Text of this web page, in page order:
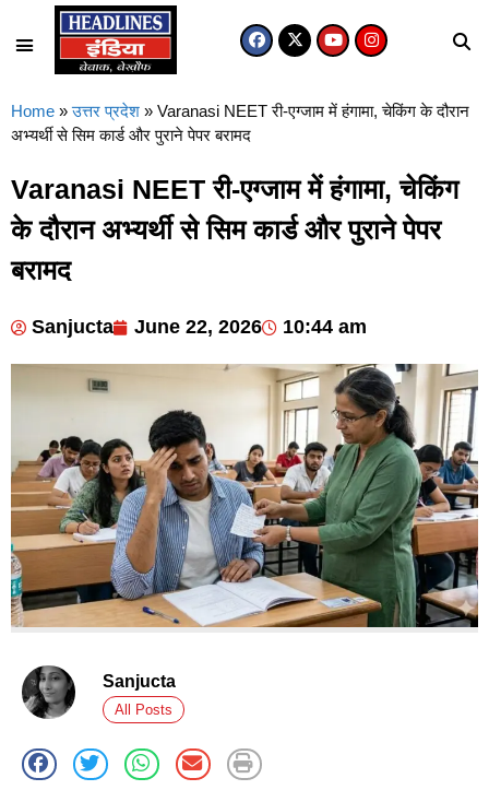
Home » उत्तर प्रदेश » Varanasi NEET री-एग्जाम में हंगामा, चेकिंग के दौरान
अभ्यर्थी से सिम कार्ड और पुराने पेपर बरामद
Varanasi NEET री-एग्जाम में हंगामा, चेकिंग
के दौरान अभ्यर्थी से सिम कार्ड और पुराने पेपर
बरामद
Sanjucta June 22, 2026 10:44 am
Sanjucta
All Posts